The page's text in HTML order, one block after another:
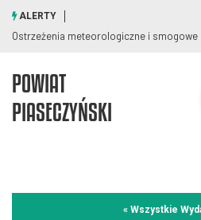
visibility_off
ALERTY
Ostrzeżenia meteorologiczne i smogowe
POWIAT
PIASECZYŃSKI
« Wszystkie